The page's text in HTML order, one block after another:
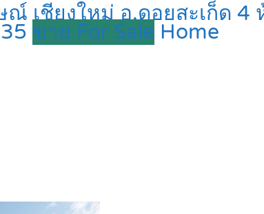
เชียงใหม่ อ.ดอยสะเก็ด 4
ขาย For Sale Home